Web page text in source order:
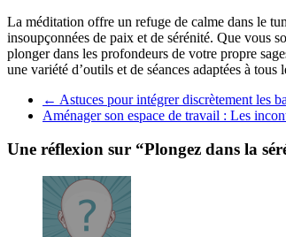
La méditation offre un refuge de calme dans le
insoupçonnées de paix et de sérénité. Que vous
plonger dans les profondeurs de votre propre
une variété d’outils et de séances adaptées à
← Astuces pour intégrer discrètement les
Aménager son espace de travail : Les
Une réflexion sur “Plongez dans la